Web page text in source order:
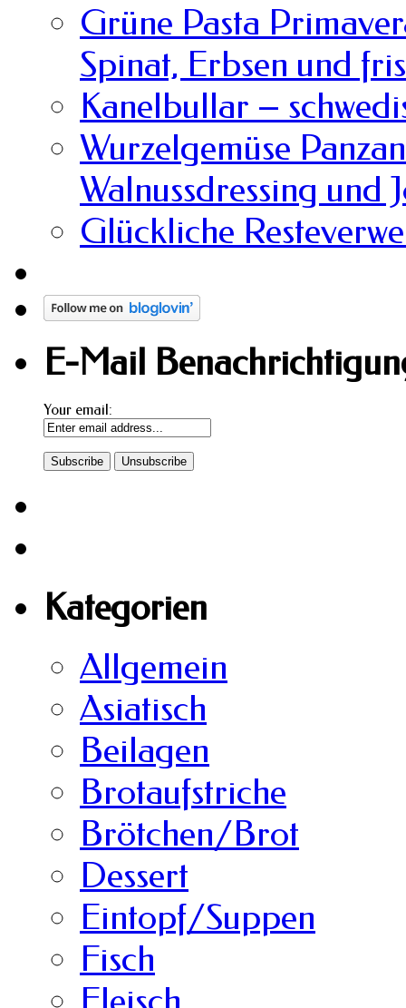
Grüne Pasta
Spinat, Erbsen und
Kanelbullar –
Wurzelgemüse
Walnussdressing und
Glückliche
E-Mail
Your email:
Kategorien
Allgemein
Asiatisch
Beilagen
Brotaufstriche
Brötchen/Brot
Dessert
Eintopf/Suppen
Fisch